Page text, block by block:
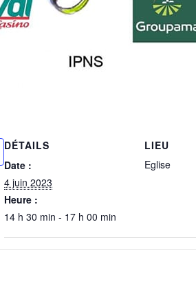
DÉTAILS
Date :
4 juin 2023
Heure :
14 h 30 min - 17 h 00 min
LIEU
Eglise